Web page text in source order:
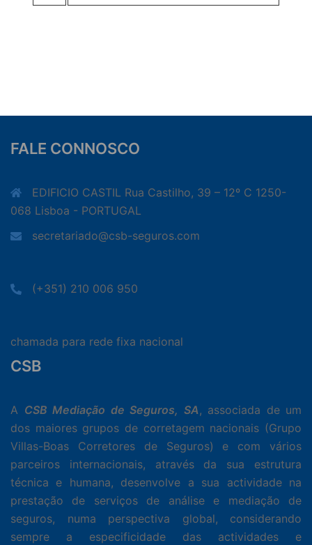
FALE CONNOSCO
EDIFICIO CASTIL Rua Castilho, 39 – 12º C 1250-
068 Lisboa - PORTUGAL
secretariado@csb-seguros.com
(+351) 210 006 950
chamada para rede fixa nacional
CSB
A CSB Mediação de Seguros, SA , associada de um
dos maiores grupos de corretagem nacionais (Grupo
Villas-Boas Corretores de Seguros) e com vários
parceiros internacionais, através da sua estrutura
técnica e humana, desenvolve a sua actividade na
prestação de serviços de análise e mediação de
seguros, numa perspectiva global, considerando
sempre a especificidade das actividades e